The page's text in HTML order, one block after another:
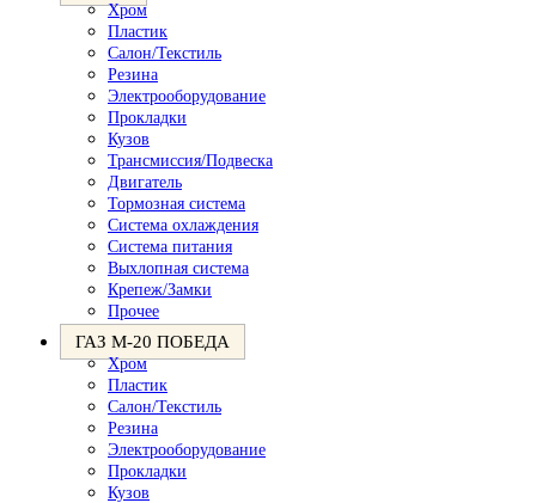
Хром
Пластик
Салон/Текстиль
Резина
Электрооборудование
Прокладки
Кузов
Трансмиссия/Подвеска
Двигатель
Тормозная система
Система охлаждения
Система питания
Выхлопная система
Крепеж/Замки
Прочее
ГАЗ М-20 ПОБЕДА
Хром
Пластик
Салон/Текстиль
Резина
Электрооборудование
Прокладки
Кузов